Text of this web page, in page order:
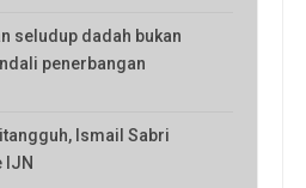
seludup dadah bukan
penerbangan
Ismail Sabri
IJN